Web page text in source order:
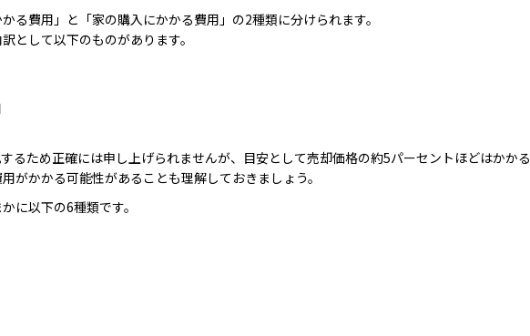
る費用」と「家の購入にかかる費用」の2種類に分けられます。
として以下のものがあります。
るため正確には申し上げられませんが、目安として売却価格の約5パーセントほどはかか
がかかる可能性があることも理解しておきましょう。
に以下の6種類です。